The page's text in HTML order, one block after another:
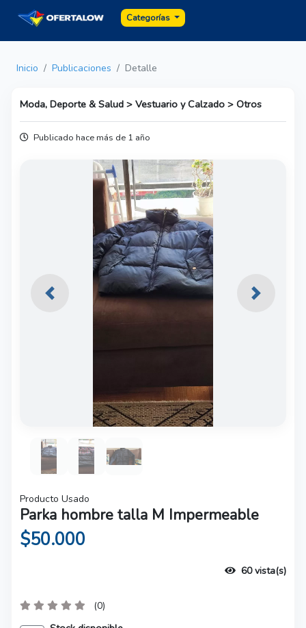
Categorías
Inicio Publicaciones Detalle
Moda, Deporte & Salud > Vestuario y Calzado > Otros
Publicado hace más de 1 año
Previous Next
Producto Usado
Parka hombre talla M Impermeable
$50.000
60 vista(s)
(0)